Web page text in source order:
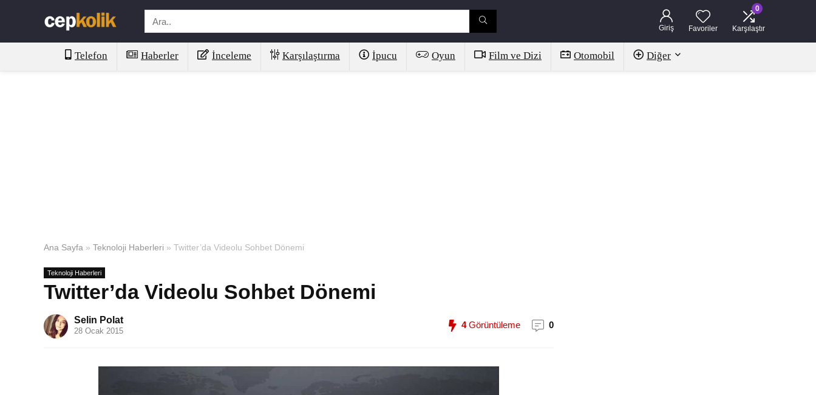
Giriş Favoriler
0
Karşılaştır
Telefon Haberler İnceleme Karşılaştırma İpucu Oyun Film ve Dizi Otomobil Diğer
Ana Sayfa » Teknoloji Haberleri » Twitter’da Videolu Sohbet Dönemi
Teknoloji Haberleri
Twitter’da Videolu Sohbet Dönemi
Selin Polat
28 Ocak 2015
4Görüntüleme 0